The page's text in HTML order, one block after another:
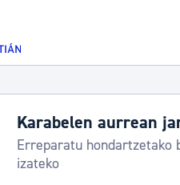
eta gai pertsonalak
Karabelen aurrean
Erreparatu hondartzetako
izateko